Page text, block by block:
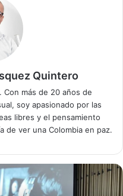
Quintero
Con más de 20 años de
soy apasionado por las
libres y el pensamiento
de ver una Colombia en paz.